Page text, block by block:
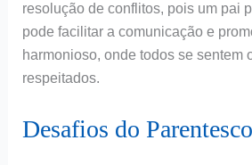
resolução de conflitos, pois um pai
pode facilitar a comunicação e
harmonioso, onde todos se sentem
respeitados.
Desafios do